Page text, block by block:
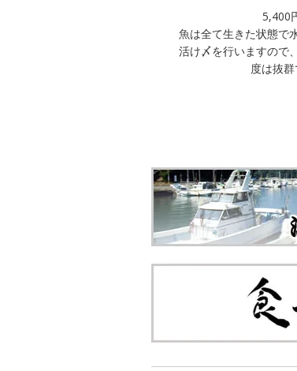
5,400
魚は全て生きた状態で
活け〆を行いますので
度は抜群